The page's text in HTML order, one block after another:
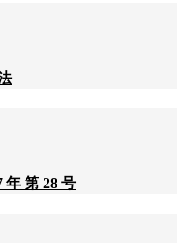
年 第 28 号